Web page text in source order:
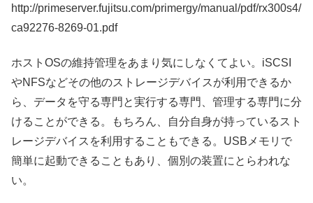
http://primeserver.fujitsu.com/primergy/manual/pdf/rx300s4/
ca92276-8269-01.pdf
ホストOSの維持管理をあまり気にしなくてよい。iSCSI
やNFSなどその他のストレージデバイスが利用できるか
ら、データを守る専門と実行する専門、管理する専門に分
けることができる。もちろん、自分自身が持っているスト
レージデバイスを利用することもできる。USBメモリで
簡単に起動できることもあり、個別の装置にとらわれな
い。